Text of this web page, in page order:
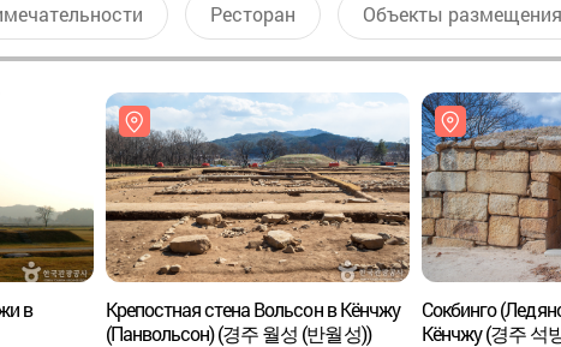
Ресторан Объекты размещения
в
Крепостная стена Вольсон в Кёнчжу
(Панвольсон) (경주 월성 (반월성))
Сокбинго
Кёнчжу (경주 석